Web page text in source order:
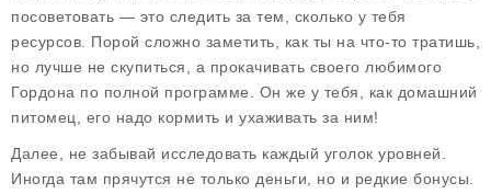
посоветовать — это следить за тем, сколько у тебя
ресурсов. Порой сложно заметить, как ты на что-то тратишь,
но лучше не скупиться, а прокачивать своего любимого
Гордона по полной программе. Он же у тебя, как домашний
питомец, его надо кормить и ухаживать за ним!
Далее, не забывай исследовать каждый уголок уровней.
Иногда там прячутся не только деньги, но и редкие бонусы.